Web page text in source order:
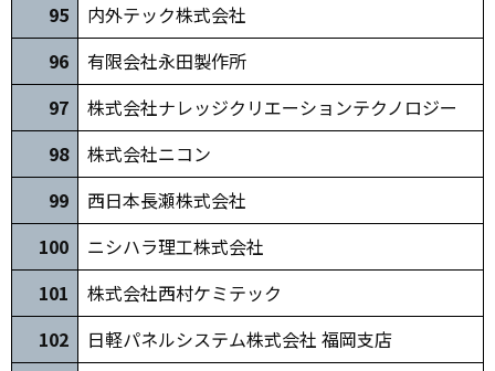
95
内外テック株式会社
96
有限会社永田製作所
97
株式会社ナレッジクリエーションテクノロジー
98
株式会社ニコン
99
西日本長瀬株式会社
100
ニシハラ理工株式会社
101
株式会社西村ケミテック
102
日軽パネルシステム株式会社 福岡支店